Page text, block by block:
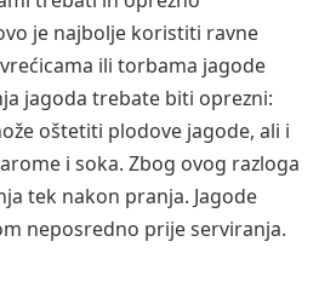
je najbolje koristiti ravne
ili torbama jagode
jagoda trebate biti oprezni:
oštetiti plodove jagode, ali i
i soka. Zbog ovog razloga
tek nakon pranja. Jagode
neposredno prije serviranja.